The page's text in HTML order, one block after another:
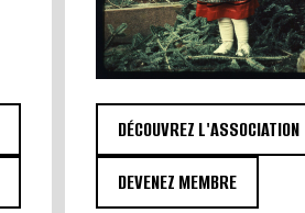
DÉCOUVREZ L'ASSOCIATION
DEVENEZ MEMBRE